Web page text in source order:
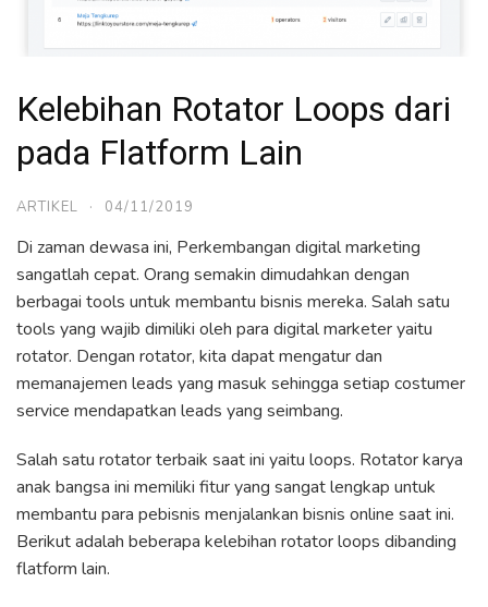
Kelebihan Rotator Loops dari
pada Flatform Lain
ARTIKEL · 04/11/2019
Di zaman dewasa ini, Perkembangan digital marketing
sangatlah cepat. Orang semakin dimudahkan dengan
berbagai tools untuk membantu bisnis mereka. Salah satu
tools yang wajib dimiliki oleh para digital marketer yaitu
rotator. Dengan rotator, kita dapat mengatur dan
memanajemen leads yang masuk sehingga setiap costumer
service mendapatkan leads yang seimbang.
Salah satu rotator terbaik saat ini yaitu loops. Rotator karya
anak bangsa ini memiliki fitur yang sangat lengkap untuk
membantu para pebisnis menjalankan bisnis online saat ini.
Berikut adalah beberapa kelebihan rotator loops dibanding
flatform lain.